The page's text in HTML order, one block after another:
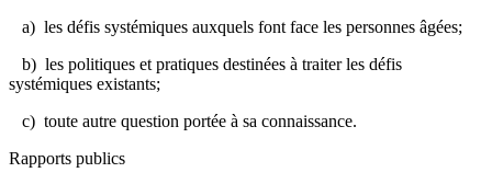
a) les défis systémiques auxquels font face les personnes âgées;
b) les politiques et pratiques destinées à traiter les défis
systémiques existants;
c) toute autre question portée à sa connaissance.
Rapports publics